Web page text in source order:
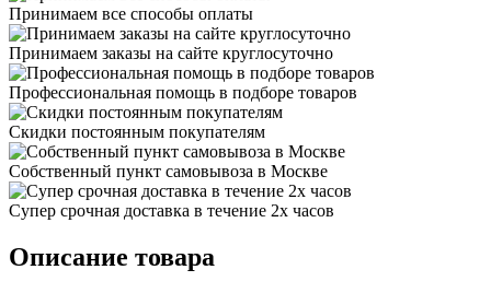
Принимаем все способы оплаты
Принимаем заказы на сайте круглосуточно
Профессиональная помощь в подборе товаров
Скидки постоянным покупателям
Собственный пункт самовывоза в Москве
Супер срочная доставка в течение 2х часов
Описание товара